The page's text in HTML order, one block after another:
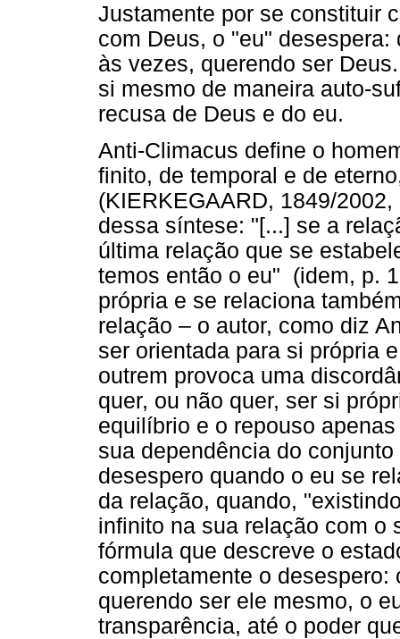
Justamente por se constituir
com Deus, o "eu"
às vezes, querendo ser
si mesmo de maneira auto-
recusa de Deus e do eu.
Anti-Climacus define o
finito, de temporal e de
(KIERKEGAARD, 1849/
dessa síntese: "[...] se a
última relação que se
temos então o eu" (idem, p.
própria e se relaciona
relação – o autor, como diz
ser orientada para si própria
outrem provoca uma
quer, ou não quer, ser si
equilíbrio e o repouso
sua dependência do
desespero quando o eu se
da relação, quando,
infinito na sua relação com o
fórmula que descreve o
completamente o
querendo ser ele mesmo, o
transparência, até o poder